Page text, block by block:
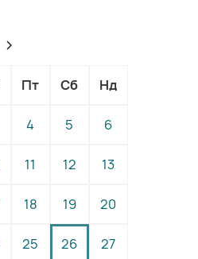
Пт Сб Нд
4 5 6
11 12 13
18 19 20
25 26 27